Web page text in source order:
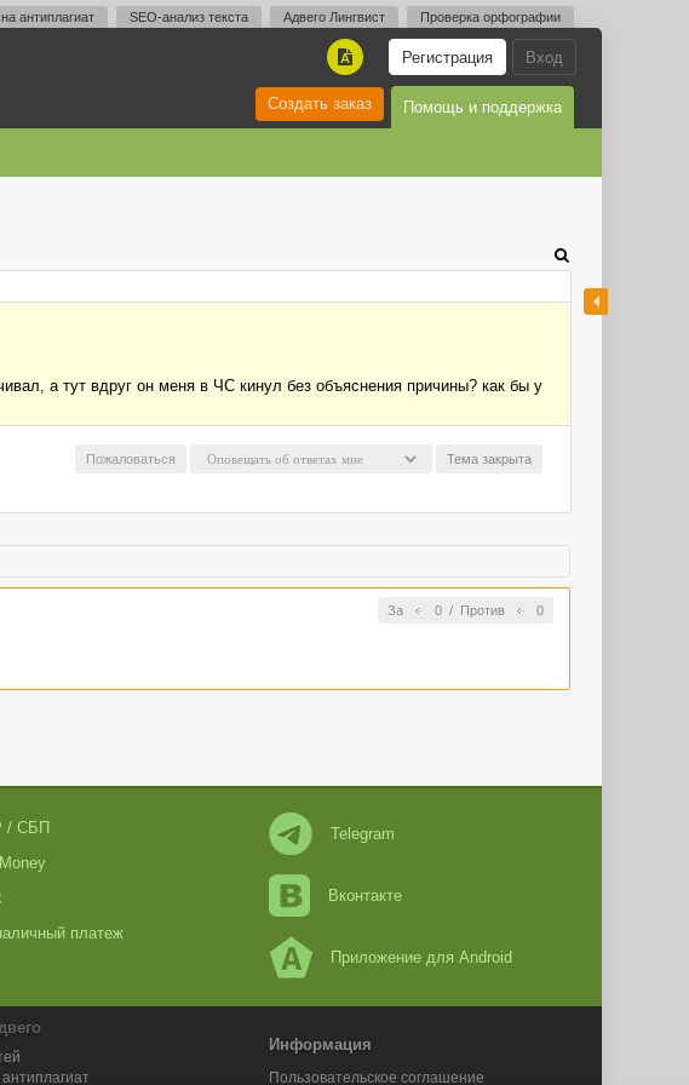
антиплагиат SEO-анализ текста Адвего Лингвист Проверка орфографии
Вход
Регистрация
A
Помощь и поддержка
Создать заказ
а тут вдруг он меня в ЧС кинул без объяснения причины? как бы у
Тема закрыта
Пожаловаться
За 0/ Против 0
/ СБП
платеж
Telegram
Вконтакте
Приложение для Android
Информация
Пользовательское соглашение